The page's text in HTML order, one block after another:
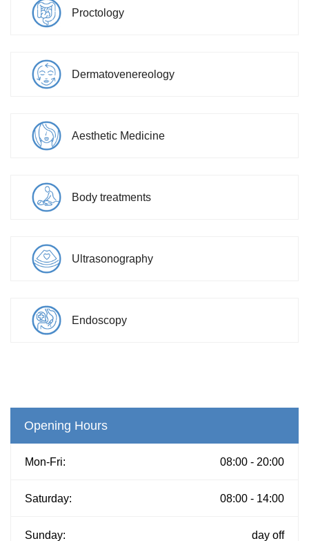
Proctology
Dermatovenereology
Aesthetic Medicine
Body treatments
Ultrasonography
Endoscopy
Opening Hours
Mon-Fri: 08:00 - 20:00
Saturday: 08:00 - 14:00
Sunday: day off